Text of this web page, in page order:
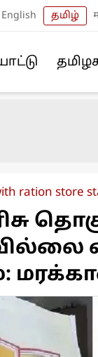
English தமிழ்
ration store